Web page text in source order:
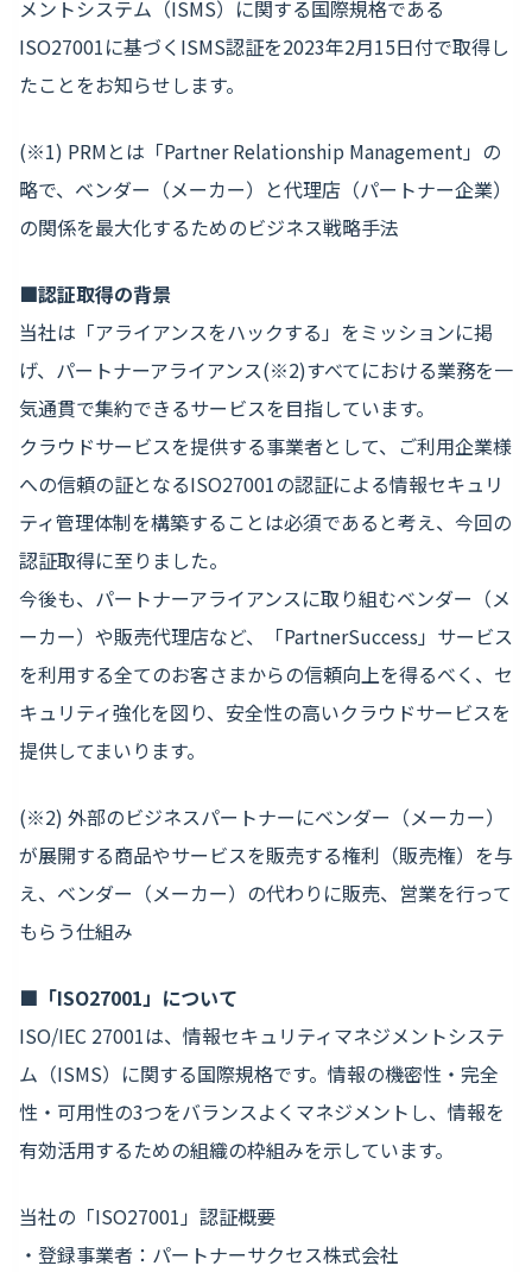
メントシステム（ISMS）に関する国際規格である
ISO27001に基づくISMS認証を2023年2月15日付で取得し
たことをお知らせします。
(※1) PRMとは「Partner Relationship Management」の
略で、ベンダー（メーカー）と代理店（パートナー企業）
の関係を最大化するためのビジネス戦略手法
■認証取得の背景
当社は「アライアンスをハックする」をミッションに掲
げ、パートナーアライアンス(※2)すべてにおける業務を一
気通貫で集約できるサービスを目指しています。
クラウドサービスを提供する事業者として、ご利用企業様
への信頼の証となるISO27001の認証による情報セキュリ
ティ管理体制を構築することは必須であると考え、今回の
認証取得に至りました。
今後も、パートナーアライアンスに取り組むベンダー（メ
ーカー）や販売代理店など、「PartnerSuccess」サービス
を利用する全てのお客さまからの信頼向上を得るべく、セ
キュリティ強化を図り、安全性の高いクラウドサービスを
提供してまいります。
(※2) 外部のビジネスパートナーにベンダー（メーカー）
が展開する商品やサービスを販売する権利（販売権）を与
え、ベンダー（メーカー）の代わりに販売、営業を行って
もらう仕組み
■「ISO27001」について
ISO/IEC 27001は、情報セキュリティマネジメントシステ
ム（ISMS）に関する国際規格です。情報の機密性・完全
性・可用性の3つをバランスよくマネジメントし、情報を
有効活用するための組織の枠組みを示しています。
当社の「ISO27001」認証概要
・登録事業者：パートナーサクセス株式会社